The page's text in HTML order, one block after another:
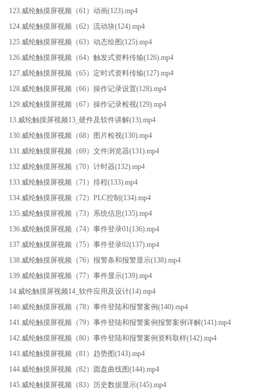
123.威纶触摸屏视频（61）动画(123).mp4
124.威纶触摸屏视频（62）流动块(124).mp4
125.威纶触摸屏视频（63）动态绘图(125).mp4
126.威纶触摸屏视频（64）触发式资料传输(126).mp4
127.威纶触摸屏视频（65）定时式资料传输(127).mp4
128.威纶触摸屏视频（66）操作记录设置(128).mp4
129.威纶触摸屏视频（67）操作记录检视(129).mp4
13.威纶触摸屏视频13_硬件及软件讲解(13).mp4
130.威纶触摸屏视频（68）图片检视(130).mp4
131.威纶触摸屏视频（69）文件浏览器(131).mp4
132.威纶触摸屏视频（70）计时器(132).mp4
133.威纶触摸屏视频（71）排程(133).mp4
134.威纶触摸屏视频（72）PLC控制(134).mp4
135.威纶触摸屏视频（73）系统信息(135).mp4
136.威纶触摸屏视频（74）事件登录01(136).mp4
137.威纶触摸屏视频（75）事件登录02(137).mp4
138.威纶触摸屏视频（76）报警条和报警显示(138).mp4
139.威纶触摸屏视频（77）事件显示(139).mp4
14.威纶触摸屏视频14_软件应用及设计(14).mp4
140.威纶触摸屏视频（78）事件登陆和报警案例(140).mp4
141.威纶触摸屏视频（79）事件登陆和报警案例报警案例详解(141).mp4
142.威纶触摸屏视频（80）事件登陆和报警案例资料取样(142).mp4
143.威纶触摸屏视频（81）趋势图(143).mp4
144.威纶触摸屏视频（82）圆盘曲线图(144).mp4
145.威纶触摸屏视频（83）历史数据显示(145).mp4